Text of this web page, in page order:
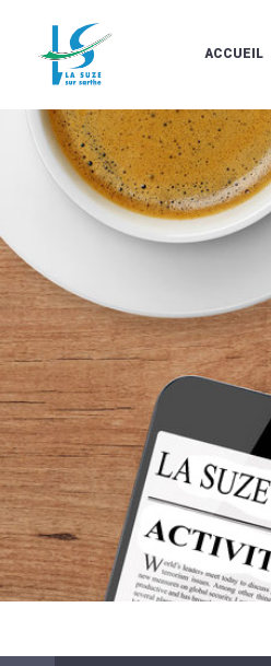
ACCUEIL
LE
MARCHÉ
À
PROPOS
DE
LA
SUZE
BULLETINS
LA
SUZE
AU
DÉBUT
SIÈCLE